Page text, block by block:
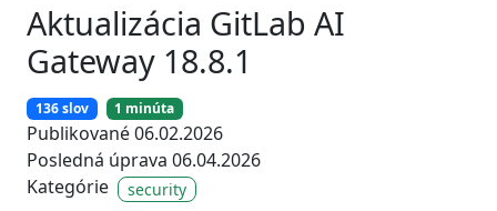
Aktualizácia GitLab AI
Gateway 18.8.1
136 slov 1 minúta
Publikované 06.02.2026
Posledná úprava 06.04.2026
Kategórie
security